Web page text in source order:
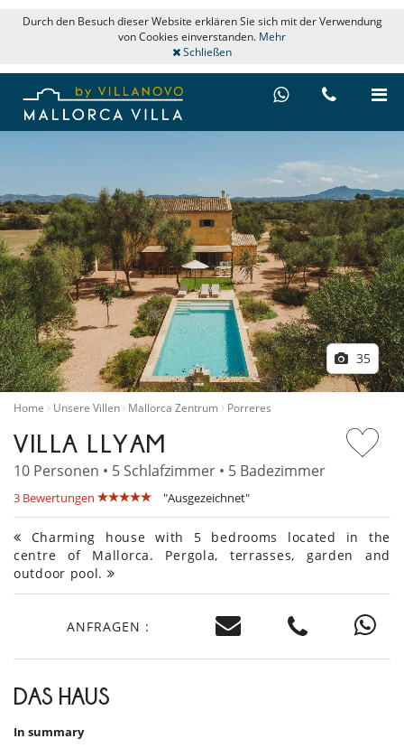
Durch den Besuch dieser Website erklären Sie sich mit der Verwendung
von Cookies einverstanden. Mehr
Schließen
35
Home Unsere Villen Mallorca Zentrum Porreres
VILLA LLYAM
10 Personen • 5 Schlafzimmer • 5 Badezimmer
3 Bewertungen "Ausgezeichnet"
Charming house with 5 bedrooms located in the
centre of Mallorca. Pergola, terrasses, garden and
outdoor pool.
ANFRAGEN :
DAS HAUS
In summary